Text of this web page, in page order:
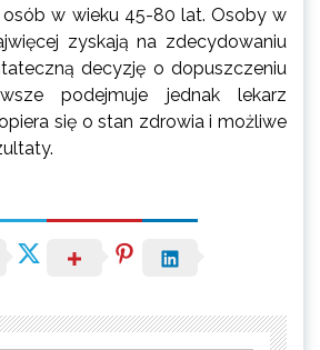
w wieku 45-80 lat. Osoby w
zyskają na zdecydowaniu
decyzję o dopuszczeniu
podejmuje jednak lekarz
się o stan zdrowia i możliwe